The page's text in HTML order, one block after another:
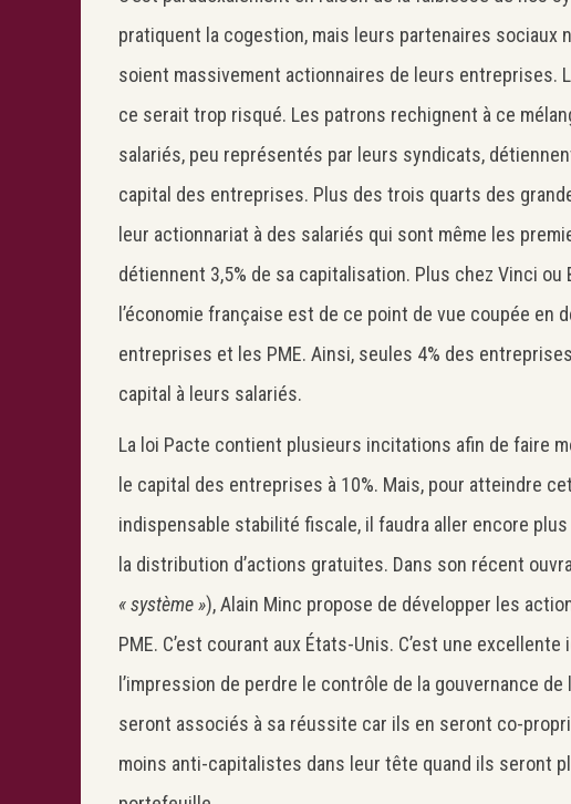
pratiquent la cogestion, mais leurs partenaires sociaux
soient massivement actionnaires de leurs entreprises.
ce serait trop risqué. Les patrons rechignent à ce
salariés, peu représentés par leurs syndicats,
capital des entreprises. Plus des trois quarts des
leur actionnariat à des salariés qui sont même les
détiennent 3,5% de sa capitalisation. Plus chez Vinci ou
l’économie française est de ce point de vue coupée en
entreprises et les PME. Ainsi, seules 4% des
capital à leurs salariés.
La loi Pacte contient plusieurs incitations afin de faire
le capital des entreprises à 10%. Mais, pour atteindre
indispensable stabilité fiscale, il faudra aller encore
la distribution d’actions gratuites. Dans son récent
« système »), Alain Minc propose de développer les
PME. C’est courant aux États-Unis. C’est une
l’impression de perdre le contrôle de la gouvernance
seront associés à sa réussite car ils en seront co-
moins anti-capitalistes dans leur tête quand ils seront